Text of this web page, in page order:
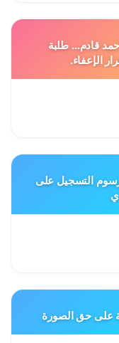
قادم... طلبة
الإعفاء.
التسجيل على
على حق الصورة